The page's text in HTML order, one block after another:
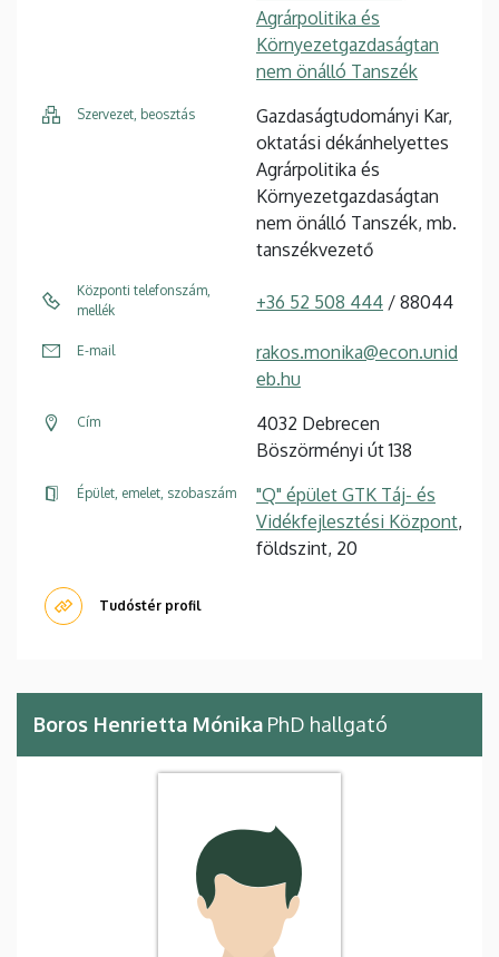
Agrárpolitika és
Környezetgazdaságtan
nem önálló Tanszék
Szervezet, beosztás
Gazdaságtudományi Kar,
oktatási dékánhelyettes
Agrárpolitika és
Környezetgazdaságtan
nem önálló Tanszék, mb.
tanszékvezető
Központi telefonszám,
mellék
+36 52 508 444 / 88044
E-mail
rakos.monika@econ.unid
eb.hu
Cím
4032 Debrecen
Böszörményi út 138
Épület, emelet, szobaszám
"Q" épület GTK Táj- és
Vidékfejlesztési Központ,
földszint, 20
Tudóstér profil
Boros Henrietta Mónika PhD hallgató